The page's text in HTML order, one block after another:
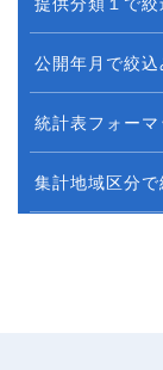
提供分類１で絞
公開年月で絞込
統計表フォー
集計地域区分で